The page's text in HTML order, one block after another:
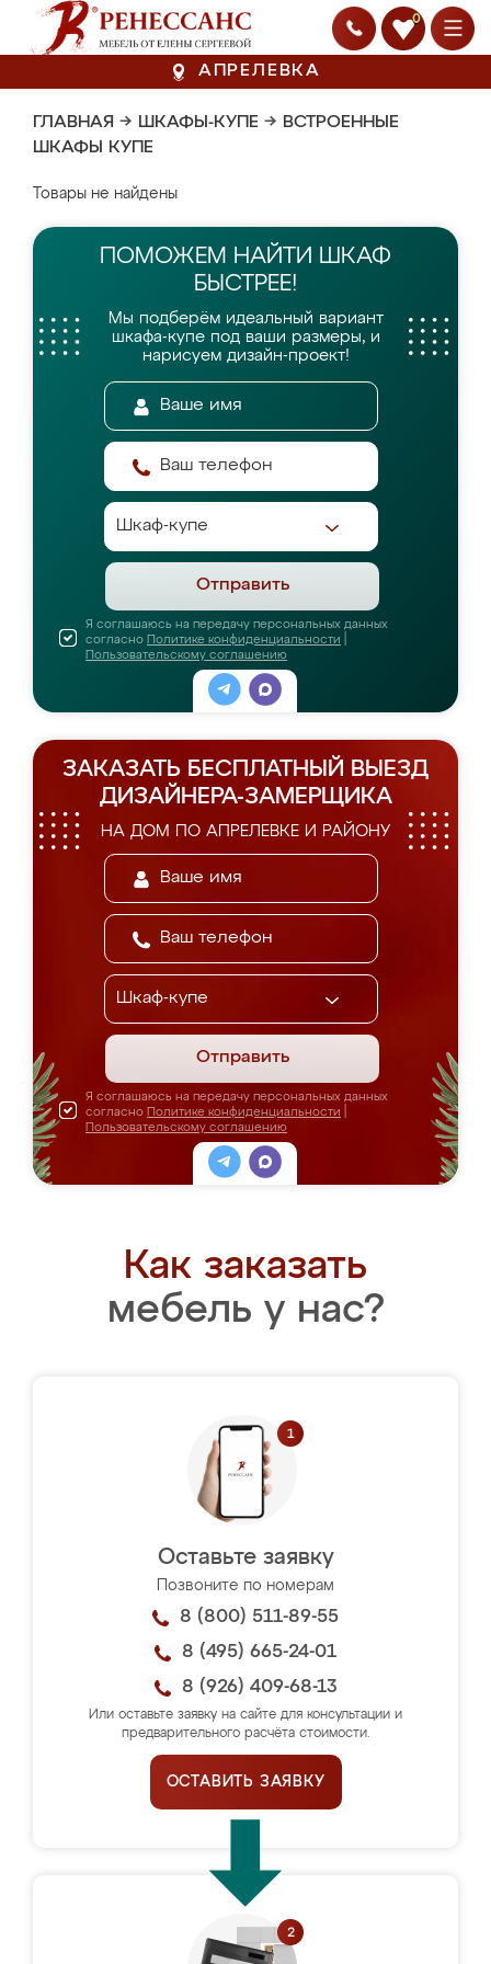
0
АПРЕЛЕВКА
ГЛАВНАЯ → ШКАФЫ-КУПЕ → ВСТРОЕННЫЕ
ШКАФЫ КУПЕ
Товары не найдены
ПОМОЖЕМ НАЙТИ ШКАФ
БЫСТРЕЕ!
Мы подберём идеальный вариант
шкафа-купе под ваши размеры, и
нарисуем дизайн-проект!
Отправить
Я соглашаюсь на передачу персональных данных
согласно Политике конфиденциальности
Пользовательскому соглашению
ЗАКАЗАТЬ БЕСПЛАТНЫЙ ВЫЕЗД
ДИЗАЙНЕРА-ЗАМЕРЩИКА
НА ДОМ ПО АПРЕЛЕВКЕ И РАЙОНУ
Отправить
Я соглашаюсь на передачу персональных данных
согласно Политике конфиденциальности
Пользовательскому соглашению
Как заказать
мебель у нас?
Оставьте заявку
Позвоните по номерам
8 (800) 511-89-55
8 (495) 665-24-01
8 (926) 409-68-13
Или оставьте заявку на сайте для консультации и
предварительного расчёта стоимости.
ОСТАВИТЬ ЗАЯВКУ